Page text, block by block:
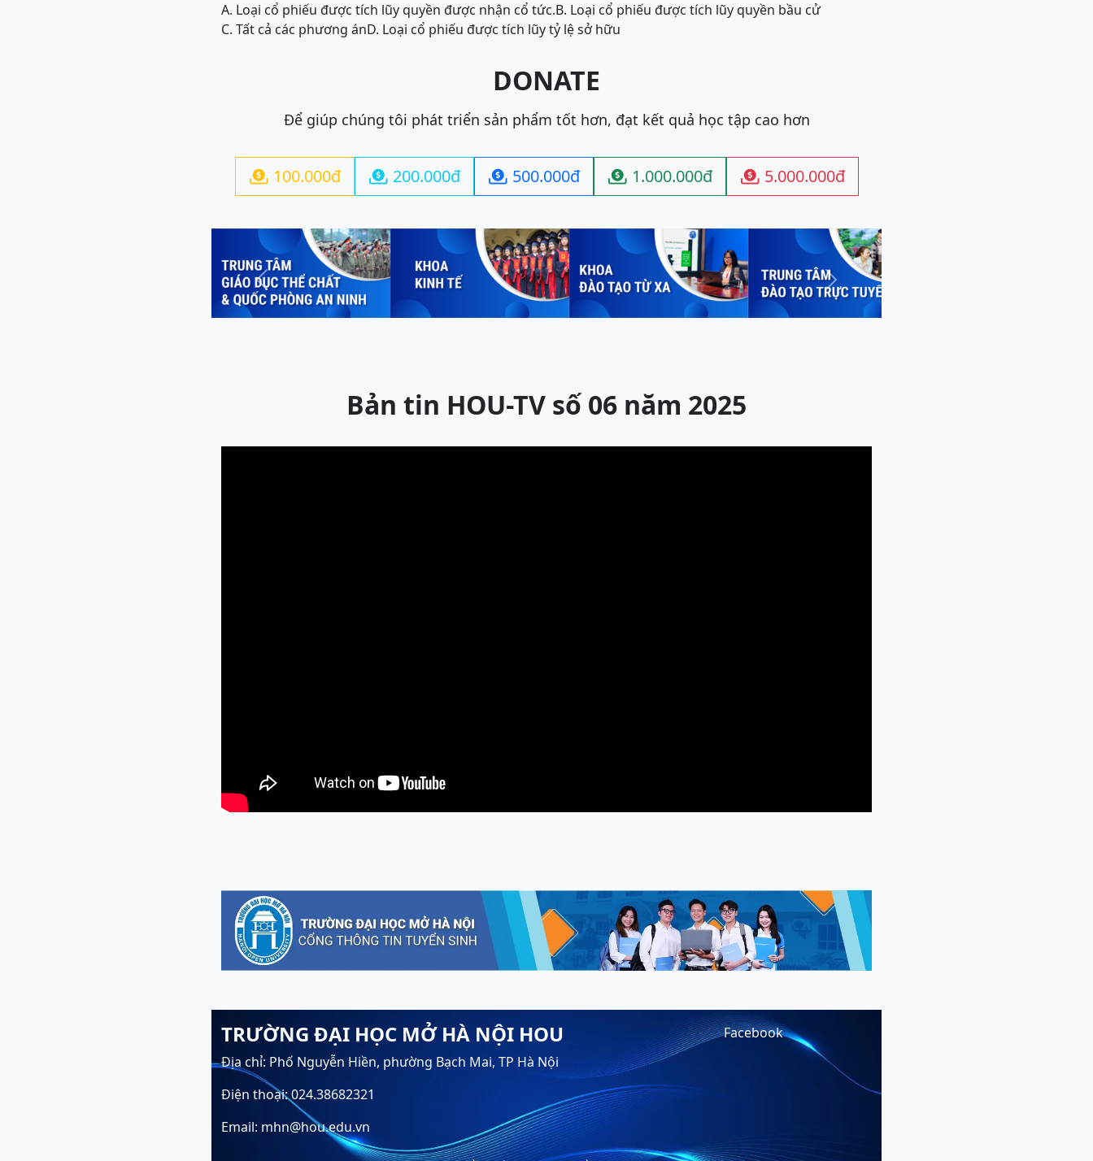
A. Loại cổ phiếu được tích lũy quyền được nhận cổ tức.B. Loại cổ phiếu được tích lũy quyền bầu cử
C. Tất cả các phương ánD. Loại cổ phiếu được tích lũy tỷ lệ sở hữu
DONATE
Để giúp chúng tôi phát triển sản phẩm tốt hơn, đạt kết quả học tập cao hơn
 100.000đ  200.000đ  500.000đ  1.000.000đ  5.000.000đ
Previous Next
Bản tin HOU-TV số 06 năm 2025
TRƯỜNG ĐẠI HỌC MỞ HÀ NỘI HOU
Địa chỉ: Phố Nguyễn Hiền, phường Bạch Mai, TP Hà Nội
Điện thoại: 024.38682321
Email: mhn@hou.edu.vn
Facebook